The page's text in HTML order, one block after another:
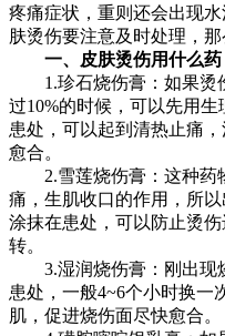
疼痛症状，重则还会出现
肤烫伤要注意及时处理，
一、皮肤烫伤用什么药
1.珍石烧伤膏：如果烫
过10%的时候，可以先用
患处，可以起到清热止痛
愈合。
2.雪莲烧伤膏：这种药
痛，生肌收口的作用，所
涂抹在患处，可以防止烫
转。
3.湿润烧伤膏：刚出现
患处，一般4~6个小时换一
肌，促进烧伤面尽快愈合。